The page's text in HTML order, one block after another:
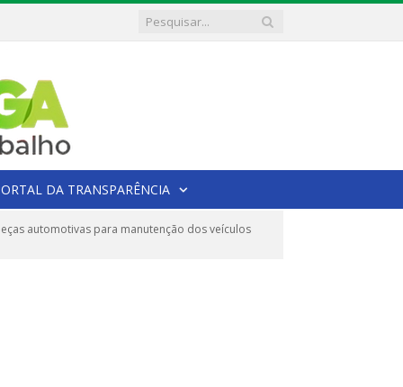
DA TRANSPARÊNCIA
automotivas para manutenção dos veículos